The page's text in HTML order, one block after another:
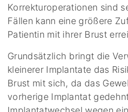
Korrekturoperationen sind
Fällen kann eine größere
Patientin mit ihrer Brust
Grundsätzlich bringt die
kleinerer Implantate das
Brust mit sich, da das
vorherige Implantat